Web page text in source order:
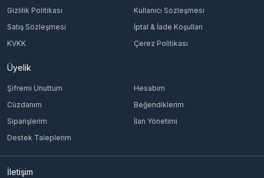
Gizlilik Politikası
Kullanıcı Sözleşmesi
Satış Sözleşmesi
İptal & İade Koşulları
KVKK
Çerez Politikası
Üyelik
Şifremi Unuttum
Hesabım
Cüzdanım
Beğendiklerim
Siparişlerim
İlan Yönetimi
Destek Taleplerim
İletişim